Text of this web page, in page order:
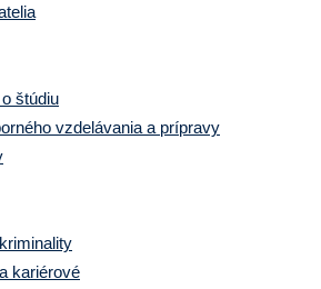
štúdiu
vzdelávania a prípravy
kariérové